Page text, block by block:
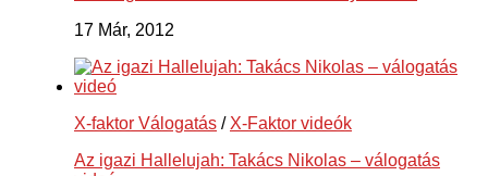
17 Már, 2012
X-faktor Válogatás / X-Faktor videók
Az igazi Hallelujah: Takács Nikolas – válogatás